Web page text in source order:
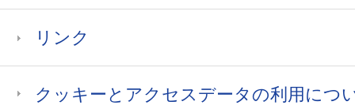
リンク
クッキーとアクセスデータの利用につ